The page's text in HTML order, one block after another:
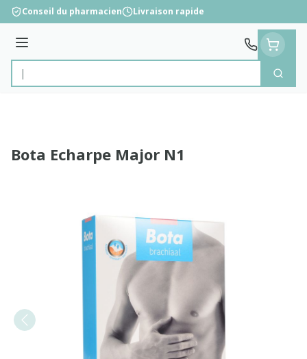
Aller au contenu
Conseil du pharmacien Livraison rapide
Menu
Rechercher
Bota Echarpe Major N1